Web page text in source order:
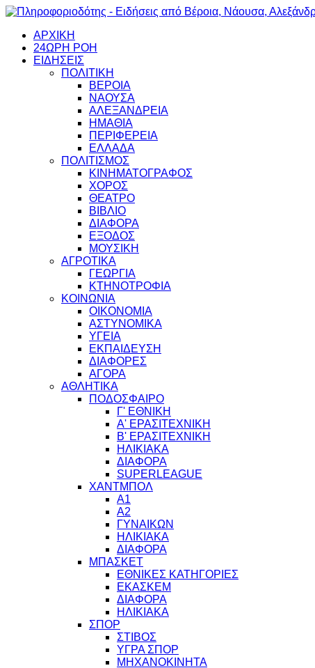
ΑΡΧΙΚΗ
24ΩΡΗ ΡΟΗ
ΕΙΔΗΣΕΙΣ
ΠΟΛΙΤΙΚΗ
ΒΕΡΟΙΑ
ΝΑΟΥΣΑ
ΑΛΕΞΑΝΔΡΕΙΑ
ΗΜΑΘΙΑ
ΠΕΡΙΦΕΡΕΙΑ
ΕΛΛΑΔΑ
ΠΟΛΙΤΙΣΜΟΣ
ΚΙΝΗΜΑΤΟΓΡΑΦΟΣ
ΧΟΡΟΣ
ΘΕΑΤΡΟ
ΒΙΒΛΙΟ
ΔΙΑΦΟΡΑ
ΕΞΟΔΟΣ
ΜΟΥΣΙΚΗ
ΑΓΡΟΤΙΚΑ
ΓΕΩΡΓΙΑ
ΚΤΗΝΟΤΡΟΦΙΑ
ΚΟΙΝΩΝΙΑ
ΟΙΚΟΝΟΜΙΑ
ΑΣΤΥΝΟΜΙΚΑ
ΥΓΕΙΑ
ΕΚΠΑΙΔΕΥΣΗ
ΔΙΑΦΟΡΕΣ
ΑΓΟΡΑ
ΑΘΛΗΤΙΚΑ
ΠΟΔΟΣΦΑΙΡΟ
Γ' ΕΘΝΙΚΗ
Α' ΕΡΑΣΙΤΕΧΝΙΚΗ
Β' ΕΡΑΣΙΤΕΧΝΙΚΗ
ΗΛΙΚΙΑΚΑ
ΔΙΑΦΟΡΑ
SUPERLEAGUE
ΧΑΝΤΜΠΟΛ
Α1
Α2
ΓΥΝΑΙΚΩΝ
ΗΛΙΚΙΑΚΑ
ΔΙΑΦΟΡΑ
ΜΠΑΣΚΕΤ
ΕΘΝΙΚΕΣ ΚΑΤΗΓΟΡΙΕΣ
ΕΚΑΣΚΕΜ
ΔΙΑΦΟΡΑ
ΗΛΙΚΙΑΚΑ
ΣΠΟΡ
ΣΤΙΒΟΣ
ΥΓΡΑ ΣΠΟΡ
ΜΗΧΑΝΟΚΙΝΗΤΑ